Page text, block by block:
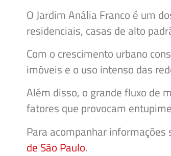
O Jardim Anália Franco é um
residenciais, casas de alto
Com o crescimento urbano
imóveis e o uso intenso das
Além disso, o grande fluxo de
fatores que provocam
Para acompanhar
de São Paulo.